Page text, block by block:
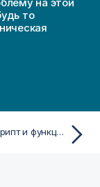
то
Money — скрипт и функция диаграммы